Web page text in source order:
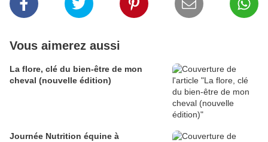
Vous aimerez aussi
La flore, clé du bien-être de mon
cheval (nouvelle édition)
Journée Nutrition équine à